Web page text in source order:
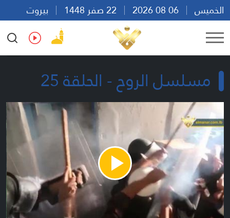
الخميس
بيروت
20:05
Ar En Fr Es
مسلسل الروح - الحلقة 25
Play
Video